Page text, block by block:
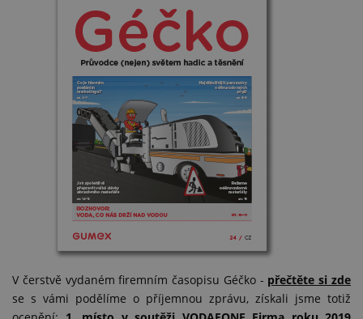
V čerstvě vydaném firemním časopisu Géčko - přečtěte si zde
se s vámi podělíme o příjemnou zprávu, získali jsme totiž